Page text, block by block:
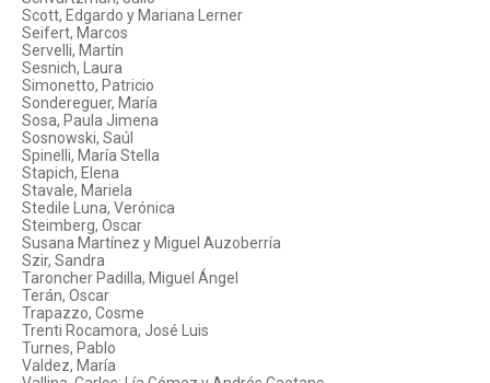
Scott, Edgardo y Mariana Lerner
Seifert, Marcos
Servelli, Martín
Sesnich, Laura
Simonetto, Patricio
Sondereguer, María
Sosa, Paula Jimena
Sosnowski, Saúl
Spinelli, María Stella
Stapich, Elena
Stavale, Mariela
Stedile Luna, Verónica
Steimberg, Oscar
Susana Martínez y Miguel Auzoberría
Szir, Sandra
Taroncher Padilla, Miguel Ángel
Terán, Oscar
Trapazzo, Cosme
Trenti Rocamora, José Luis
Turnes, Pablo
Valdez, María